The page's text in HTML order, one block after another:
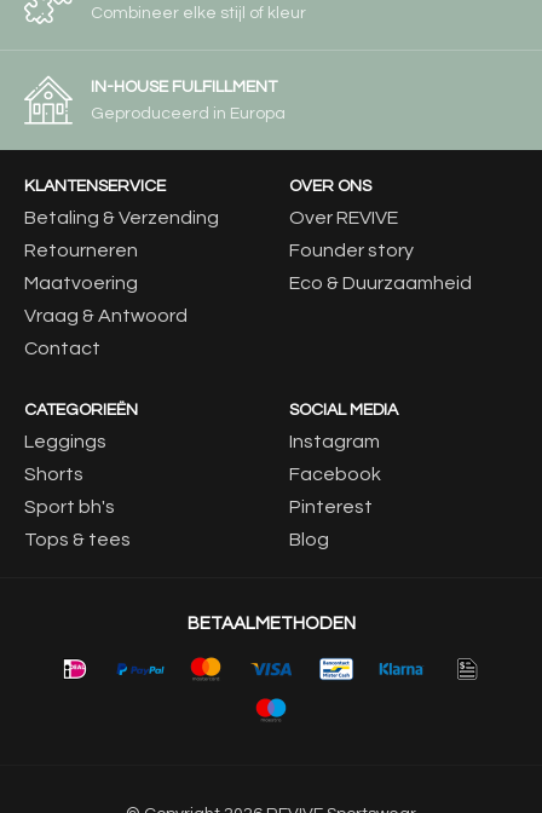
Combineer elke stijl of kleur
IN-HOUSE FULFILLMENT
Geproduceerd in Europa
KLANTENSERVICE
Betaling & Verzending
Retourneren
Maatvoering
Vraag & Antwoord
Contact
OVER ONS
Over REVIVE
Founder story
Eco & Duurzaamheid
CATEGORIEËN
Leggings
Shorts
Sport bh's
Tops & tees
SOCIAL MEDIA
Instagram
Facebook
Pinterest
Blog
BETAALMETHODEN